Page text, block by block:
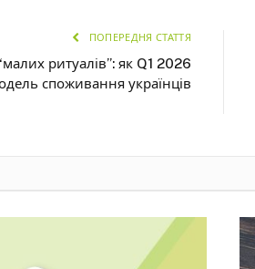
ПОПЕРЕДНЯ СТАТТЯ
ритуалів”: як Q1 2026
споживання українців